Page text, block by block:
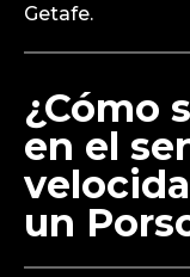
Getafe.
¿Cómo
en el
un